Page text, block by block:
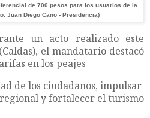
de 700 pesos para los usuarios de la
Juan Diego Cano - Presidencia)
un acto realizado este
el mandatario destacó
en los peajes
de los ciudadanos, impulsar
y fortalecer el turismo